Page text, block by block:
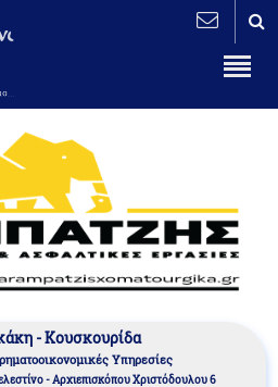
- Κουσκουρίδα
Υπηρεσίες
- Αρχιεπισκόπου Χριστόδουλου 6